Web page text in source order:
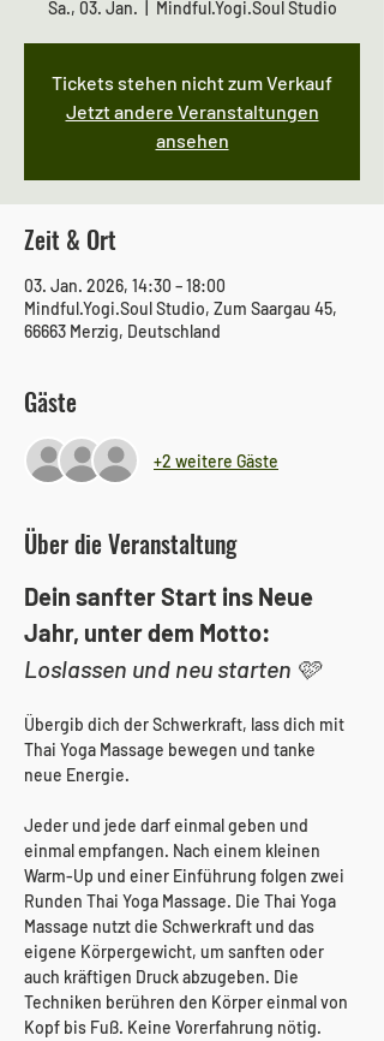
Sa., 03. Jan. Mindful.Yogi.Soul Studio
Tickets stehen nicht zum Verkauf
Jetzt andere Veranstaltungen
ansehen
Zeit & Ort
03. Jan. 2026, 14:30 – 18:00
Mindful.Yogi.Soul Studio, Zum Saargau 45,
66663 Merzig, Deutschland
Gäste
+2 weitere Gäste
Über die Veranstaltung
Dein sanfter Start ins Neue
Jahr, unter dem Motto:
Loslassen und neu starten 🩷
Übergib dich der Schwerkraft, lass dich mit
Thai Yoga Massage bewegen und tanke
neue Energie.
Jeder und jede darf einmal geben und
einmal empfangen. Nach einem kleinen
Warm-Up und einer Einführung folgen zwei
Runden Thai Yoga Massage. Die Thai Yoga
Massage nutzt die Schwerkraft und das
eigene Körpergewicht, um sanften oder
auch kräftigen Druck abzugeben. Die
Techniken berühren den Körper einmal von
Kopf bis Fuß. Keine Vorerfahrung nötig.